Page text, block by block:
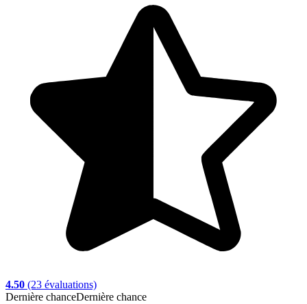
4.50 (23 évaluations)
Dernière chanceDernière chance